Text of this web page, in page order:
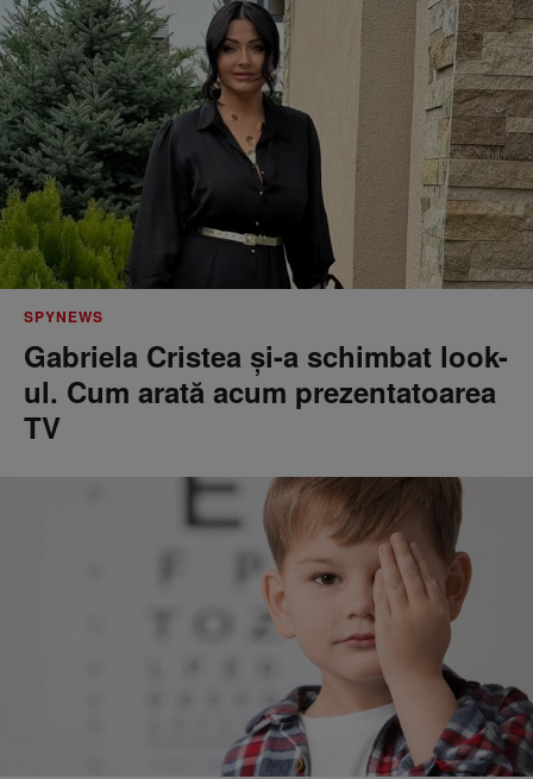
SPYNEWS
Gabriela Cristea și-a schimbat look-
ul. Cum arată acum prezentatoarea
TV